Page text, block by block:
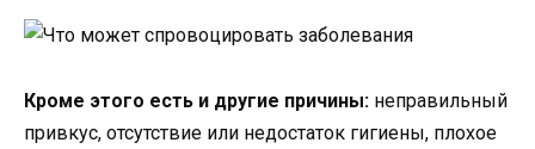
Кроме этого есть и другие причины: неправильный
привкус, отсутствие или недостаток гигиены, плохое